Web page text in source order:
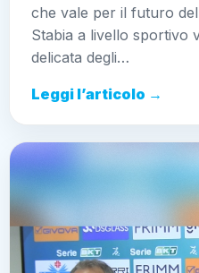
che vale per il futuro
Stabia a livello sportivo
delicata degli…
Leggi l’articolo →